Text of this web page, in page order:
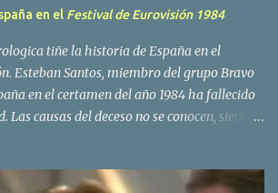
en el Festival de Eurovisión 1984
tiñe la historia de España en el
Esteban Santos, miembro del grupo Bravo
en el certamen del año 1984 ha fallecido
Las causas del deceso no se conocen, siendo
Nacido en Tolosa en 1951, durante su